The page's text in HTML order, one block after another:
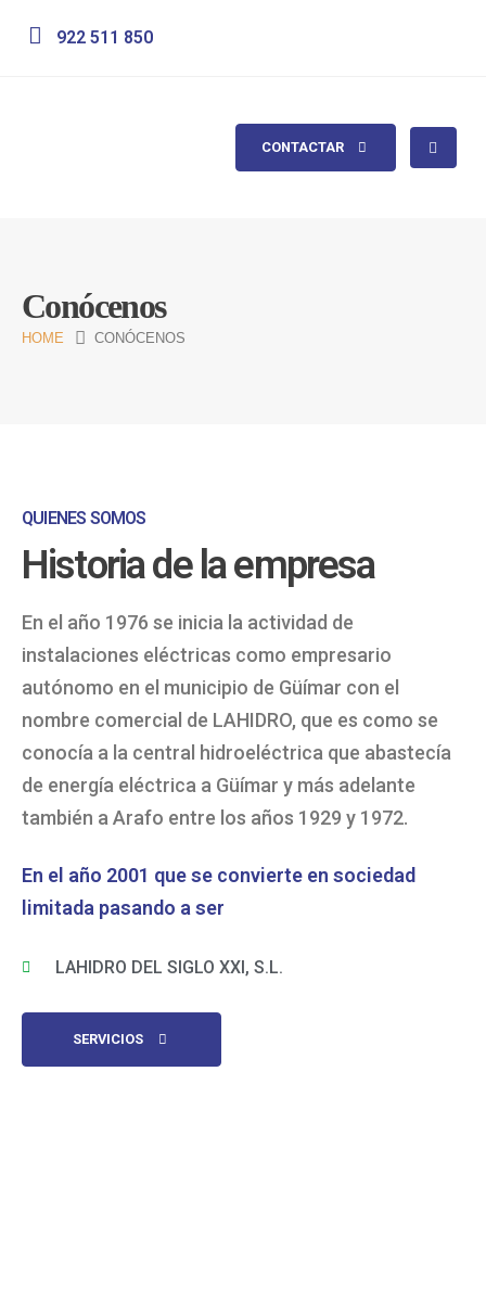
922 511 850
CONTACTAR
Conócenos
HOME CONÓCENOS
QUIENES SOMOS
Historia de la empresa
En el año 1976 se inicia la actividad de
instalaciones eléctricas como empresario
autónomo en el municipio de Güímar con el
nombre comercial de LAHIDRO, que es como se
conocía a la central hidroeléctrica que abastecía
de energía eléctrica a Güímar y más adelante
también a Arafo entre los años 1929 y 1972.
En el año 2001 que se convierte en sociedad
limitada pasando a ser
LAHIDRO DEL SIGLO XXI, S.L.
SERVICIOS